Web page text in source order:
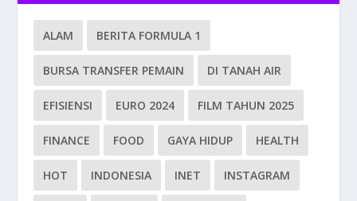
ALAM BERITA FORMULA 1
BURSA TRANSFER PEMAIN DI TANAH AIR
EFISIENSI EURO 2024 FILM TAHUN 2025
FINANCE FOOD GAYA HIDUP HEALTH
HOT INDONESIA INET INSTAGRAM